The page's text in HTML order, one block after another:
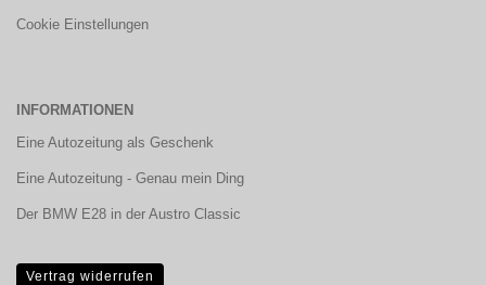
Cookie Einstellungen
INFORMATIONEN
Eine Autozeitung als Geschenk
Eine Autozeitung - Genau mein Ding
Der BMW E28 in der Austro Classic
Vertrag widerrufen